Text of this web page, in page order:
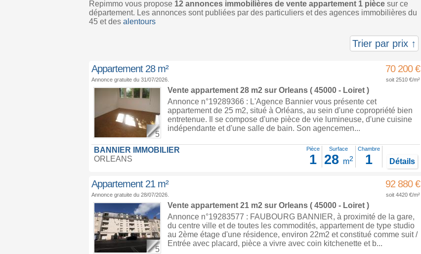
Repimmo vous propose 12 annonces immobilières de vente appartement 1 piècesur ce
département. Les annonces sont publiées par des particuliers et des agences immobilières du
45 et des alentours
Trier par prix ↑
Appartement 28 m² 70 200 €
Annonce gratuite du 31/07/2026. soit 2510 €/m²
5
Vente appartement 28 m2 sur Orleans( 45000 - Loiret )
Annonce n°19289366 : L'Agence Bannier vous présente cet
appartement de 25 m2, situé à Orléans, au sein d'une copropriété bien
entretenue. Il se compose d'une pièce de vie lumineuse, d'une cuisine
indépendante et d'une salle de bain. Son agencemen...
BANNIER IMMOBILIER
ORLEANS
Pièce
1
Surface
28 m2
Chambre
1 Détails
Appartement 21 m² 92 880 €
Annonce gratuite du 28/07/2026. soit 4420 €/m²
5
Vente appartement 21 m2 sur Orleans( 45000 - Loiret )
Annonce n°19283577 : FAUBOURG BANNIER, à proximité de la gare,
du centre ville et de toutes les commodités, appartement de type studio
au 2ème étage d'une résidence, environ 22m2 et constitué comme suit /
Entrée avec placard, pièce a vivre avec coin kitchenette et b...